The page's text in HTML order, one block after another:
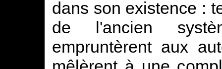
dans son existence :
de l'ancien
empruntèrent aux